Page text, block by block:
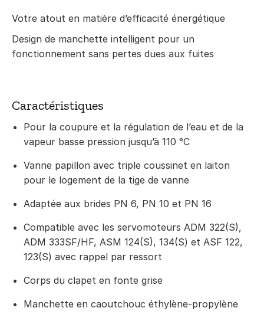
Votre atout en matière d’efficacité énergétique
Design de manchette intelligent pour un
fonctionnement sans pertes dues aux fuites
Caractéristiques
Pour la coupure et la régulation de l’eau et de la
vapeur basse pression jusqu’à 110 °C
Vanne papillon avec triple coussinet en laiton
pour le logement de la tige de vanne
Adaptée aux brides PN 6, PN 10 et PN 16
Compatible avec les servomoteurs ADM 322(S),
ADM 333SF/HF, ASM 124(S), 134(S) et ASF 122,
123(S) avec rappel par ressort
Corps du clapet en fonte grise
Manchette en caoutchouc éthylène-propylène